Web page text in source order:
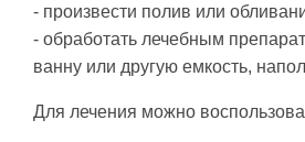
- произвести полив или
- обработать лечебным
ванну или другую емкость,
Для лечения можно